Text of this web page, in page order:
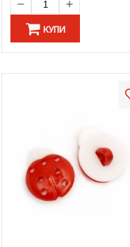
КУПИ